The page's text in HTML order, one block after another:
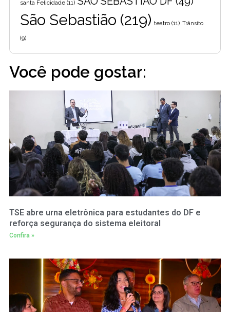
santa Felicidade (11)
São Sebastião (219) teatro (11) Trânsito
(9)
Você pode gostar:
TSE abre urna eletrônica para estudantes do DF e
reforça segurança do sistema eleitoral
Confira »